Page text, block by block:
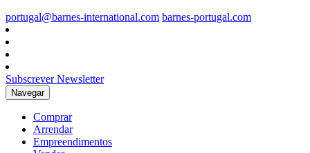
portugal@barnes-international.com barnes-portugal.com
Subscrever Newsletter
Navegar
Comprar
Arrendar
Empreendimentos